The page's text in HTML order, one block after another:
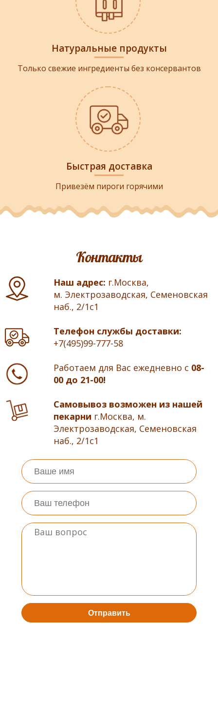
Натуральные продукты
Только свежие ингредиенты без консервантов
Быстрая доставка
Привезём пироги горячими
Контакты
Наш адрес: г.Москва,
м. Электрозаводская, Семеновская
наб., 2/1с1
Телефон службы доставки:
+7(495)99-777-58
Работаем для Вас ежедневно с 08-
00 до 21-00!
Самовывоз возможен из нашей
пекарни г.Москва, м.
Электрозаводская, Семеновская
наб., 2/1с1
Отправить